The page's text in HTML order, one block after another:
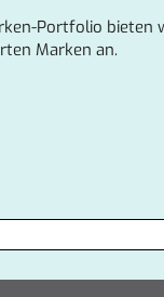
Portfolio bieten
Marken an.